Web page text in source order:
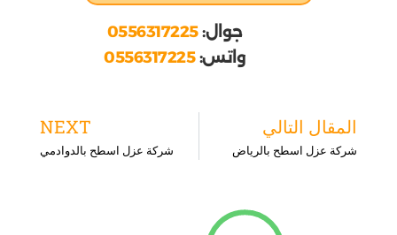
جوال:0556317225
واتس:0556317225
Prev
المقال التالي
شركة عزل اسطح بالرياض
NEXT
شركة عزل اسطح بالدوادمي